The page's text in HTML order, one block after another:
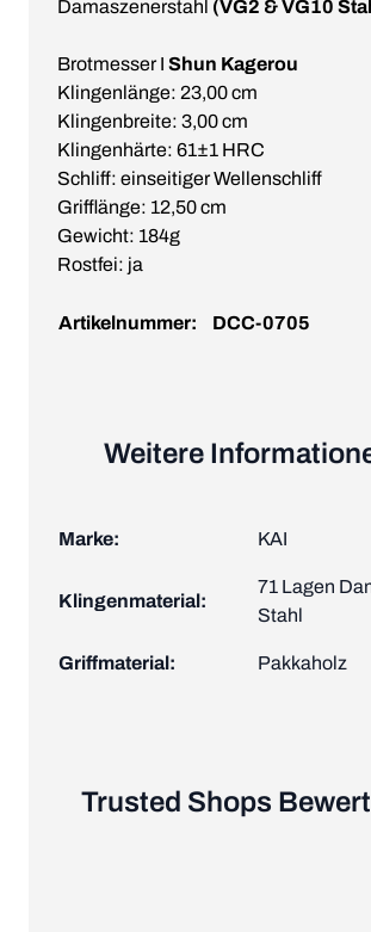
Damaszenerstahl (VG2 & VG10
Brotmesser I Shun Kagerou
Klingenlänge: 23,00 cm
Klingenbreite: 3,00 cm
Klingenhärte: 61±1 HRC
Schliff: einseitiger Wellenschliff
Grifflänge: 12,50 cm
Gewicht: 184g
Rostfei: ja
Artikelnummer: DCC-0705
Weitere
Marke: KAI
Klingenmaterial:
71 Lagen
Stahl
Griffmaterial: Pakkaholz
Trusted Shops